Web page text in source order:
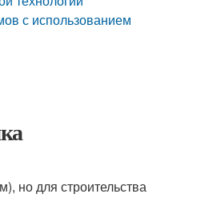
с использованием
но для строительства